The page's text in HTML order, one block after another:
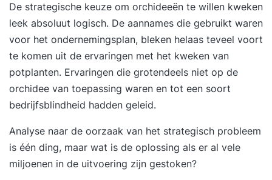
klaar is voor groei Toekomst – Definiëren van de
gewenste situatie en het vaststellen van een
waardestrategie Gap-analyse – Analyseren van
de spanning tussen de huidige en gewenste
situatie Strategieontwikkeling – Exploratie van
strategische opties en het maken van
onderbouwde strategische keuzes Strategische
en een ‘slechte’ strategie maakt Dag 2 OKR basis
training 09:00 inloop09:30 start16:30 einde
Formuleren – begrip van de OKR-methode, het
De strategische keuze om orchideeën te willen kweken
leek absoluut logisch. De aannames die gebruikt waren
voor het ondernemingsplan, bleken helaas teveel voort
te komen uit de ervaringen met het kweken van
potplanten. Ervaringen die grotendeels niet op de
orchidee van toepassing waren en tot een soort
bedrijfsblindheid hadden geleid.
Analyse naar de oorzaak van het strategisch probleem
is één ding, maar wat is de oplossing als er al vele
miljoenen in de uitvoering zijn gestoken?